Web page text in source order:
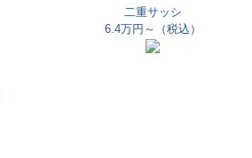
二重サッシ
6.4万円～
（税込）